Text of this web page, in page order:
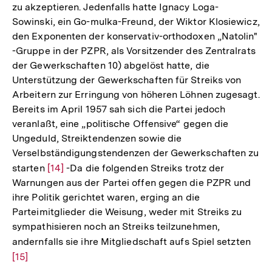
zu akzeptieren. Jedenfalls hatte Ignacy Loga-
Sowinski, ein Go-mulka-Freund, der Wiktor Klosiewicz,
den Exponenten der konservativ-orthodoxen „Natolin"
-Gruppe in der PZPR, als Vorsitzender des Zentralrats
der Gewerkschaften 10) abgelöst hatte, die
Unterstützung der Gewerkschaften für Streiks von
Arbeitern zur Erringung von höheren Löhnen zugesagt.
Bereits im April 1957 sah sich die Partei jedoch
veranlaßt, eine „politische Offensive“ gegen die
Ungeduld, Streiktendenzen sowie die
Verselbständigungstendenzen der Gewerkschaften zu
starten Zur
Auflösung
der
Fußnote
[14] -Da die folgenden Streiks trotz der
Warnungen aus der Partei offen gegen die PZPR und
ihre Politik gerichtet waren, erging an die
Parteimitglieder die Weisung, weder mit Streiks zu
sympathisieren noch an Streiks teilzunehmen,
andernfalls sie ihre Mitgliedschaft aufs Spiel setztenZur
[15]